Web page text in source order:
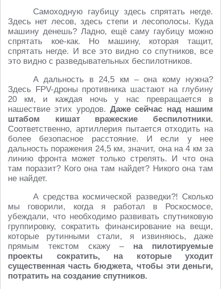
Самоходную гаубицу здесь спрятать негде.
Здесь нет лесов, здесь степи и лесополосы. Куда
машину денешь? Ладно, ещё саму гаубицу можно
спрятать кое-как. Но машину, которая тащит,
спрятать негде. И все это видно со спутников, все
это видно с разведывательных беспилотников.
А дальность в 24,5 км – она кому нужна?
Здесь FPV-дроны противника шастают на глубину
20 км, и каждая ночь у нас превращается в
нашествие этих уродов. Даже сейчас над нашим
штабом кишат вражеские беспилотники.
Соответственно, артиллерия пытается отходить на
более безопасное расстояние. И если у нее
дальность поражения 24,5 км, значит, она на 4 км за
линию фронта может только стрелять. И что она
там поразит? Кого она там найдет? Никого она там
не найдет.
А средства космической разведки?! Сколько
мы говорили, когда я работал в Роскосмосе,
убеждали, что необходимо развивать спутниковую
группировку, сократить финансирование на вещи,
которые рутинными стали, я извиняюсь, даже
прямым текстом скажу – на пилотируемые
проекты сократить, на которые уходит
существенная часть бюджета, чтобы эти деньги,
потратить на создание спутников.